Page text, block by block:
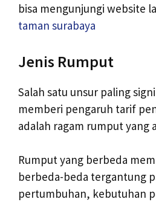
bisa mengunjungi website
taman surabaya
Jenis Rumput
Salah satu unsur paling
memberi pengaruh tarif
adalah ragam rumput yang
Rumput yang berbeda
berbeda-beda tergantung
pertumbuhan, kebutuhan